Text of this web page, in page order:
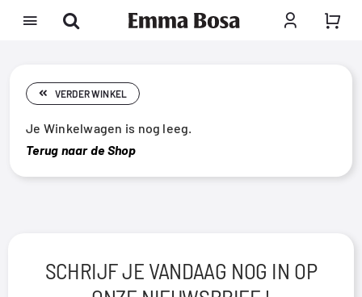
VERDER WINKEL
Je Winkelwagen is nog leeg.
Terug naar de Shop
SCHRIJF JE VANDAAG NOG IN OP